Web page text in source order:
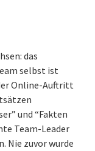
das
selbst ist
Online-Auftritt
und “Fakten
Team-Leader
Nie zuvor wurde